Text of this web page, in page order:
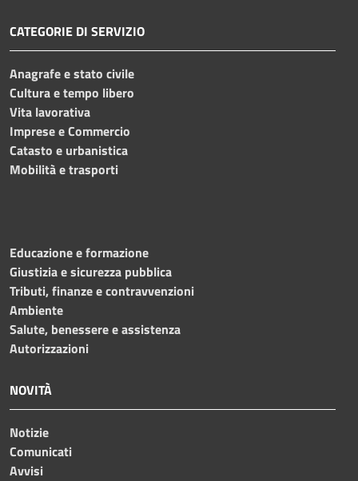
CATEGORIE DI SERVIZIO
Anagrafe e stato civile
Cultura e tempo libero
Vita lavorativa
Imprese e Commercio
Catasto e urbanistica
Mobilità e trasporti
Educazione e formazione
Giustizia e sicurezza pubblica
Tributi, finanze e contravvenzioni
Ambiente
Salute, benessere e assistenza
Autorizzazioni
NOVITÀ
Notizie
Comunicati
Avvisi